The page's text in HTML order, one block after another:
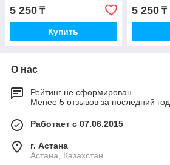
5 250 ₸
Купить
5 250₸
О нас
Рейтинг не сформирован
Менее 5 отзывов за последний год
Работает с 07.06.2015
г. Астана
Астана, Казахстан